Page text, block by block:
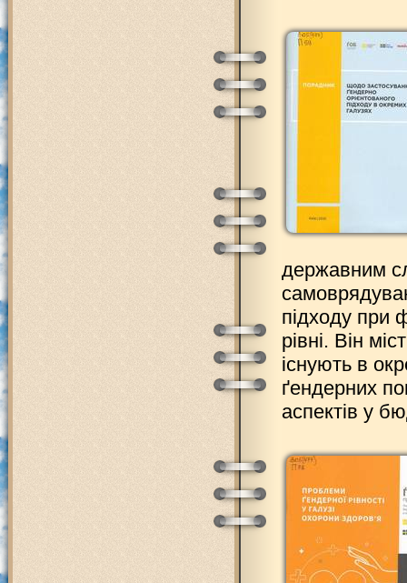
державним
підходу при
рівні. Він
існують в
ґендерних
аспектів у